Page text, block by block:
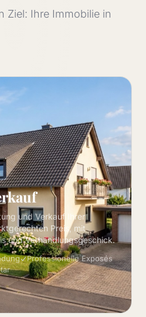
Ziel: Ihre Immobilie in
und Verkauf Ihrer
Preis, mit
und Verhandlungsgeschick.
Professionelle Exposés